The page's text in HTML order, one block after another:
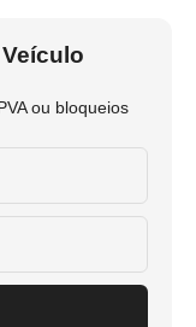
ou bloqueios